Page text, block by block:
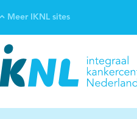
Meer IKNL sites